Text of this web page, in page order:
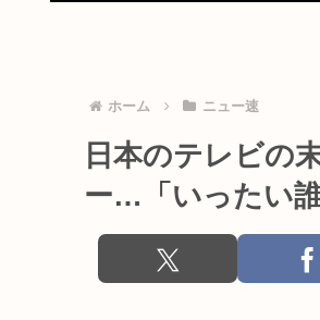
ホーム ニュー速
日本のテレビの
ー…「いったい